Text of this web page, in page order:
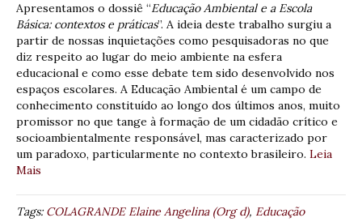
Apresentamos o dossiê “Educação Ambiental e a Escola
Básica: contextos e práticas”. A ideia deste trabalho surgiu a
partir de nossas inquietações como pesquisadoras no que
diz respeito ao lugar do meio ambiente na esfera
educacional e como esse debate tem sido desenvolvido nos
espaços escolares. A Educação Ambiental é um campo de
conhecimento constituído ao longo dos últimos anos, muito
promissor no que tange à formação de um cidadão crítico e
socioambientalmente responsável, mas caracterizado por
um paradoxo, particularmente no contexto brasileiro. Leia
Mais
Tags:COLAGRANDE Elaine Angelina (Org d), Educação